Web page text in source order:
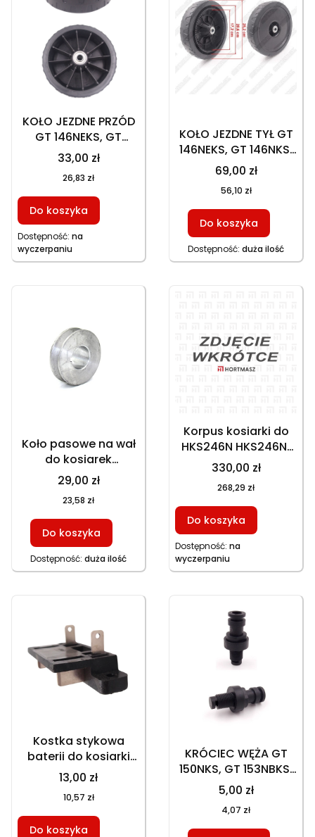
KOŁO JEZDNE PRZÓD
GT 146NEKS, GT
146NKS
33,00 zł
26,83 zł
Do koszyka
Dostępność: na
wyczerpaniu
KOŁO JEZDNE TYŁ GT
146NEKS, GT 146NKS,
NAPĘDOWE, 70
ZĘBÓW
69,00 zł
56,10 zł
Do koszyka
Dostępność: duża ilość
Koło pasowe na wał
do kosiarek
spalinowych
GT150NKS GT153NBKS
GT153NEKS HKS753NB
HKS246NE HKS253NE
GT146NEKS GT153NKS
HKS650N1, część
zamienna
29,00 zł
23,58 zł
Do koszyka
Dostępność: duża ilość
Korpus kosiarki do
HKS246N HKS246N1
HKS246NE GT146NKS
GT146NEKS, część
zamienna
330,00 zł
268,29 zł
Do koszyka
Dostępność: na
wyczerpaniu
Kostka stykowa
baterii do kosiarki
spalinowej GT
153NEKS, HKS 246NE,
HKS 253NE, GT
146NEKS
13,00 zł
10,57 zł
Do koszyka
KRÓCIEC WĘŻA GT
150NKS, GT 153NBKS,
GT 153NEKS, HKS
753NB, HKS 753NBE,
HKS 253NE, GT
146NKS, GT 146NEKS,
5,00 zł
4,07 zł